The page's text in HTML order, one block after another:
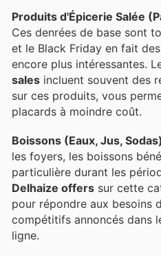
Produits d'Épicerie Salée
Ces denrées de base sont
et le Black Friday en fait
encore plus intéressantes.
sales incluent souvent des
sur ces produits, vous
placards à moindre coût.
Boissons (Eaux, Jus, Sodas)
les foyers, les boissons
particulière durant les
Delhaize offers sur cette
pour répondre aux besoins
compétitifs annoncés dans
ligne.